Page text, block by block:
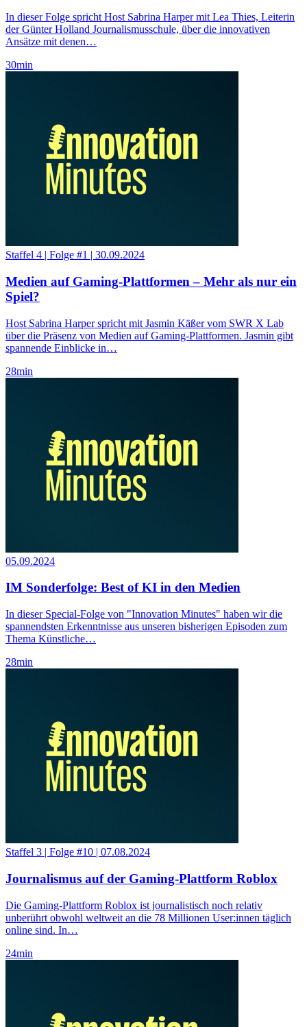
In dieser Folge spricht Host Sabrina Harper mit Lea Thies, Leiterin
der Günter Holland Journalismusschule, über die innovativen
Ansätze mit denen…
30min
Staffel 4 | Folge #1 | 30.09.2024
Medien auf Gaming-Plattformen – Mehr als nur ein
Spiel?
Host Sabrina Harper spricht mit Jasmin Käßer vom SWR X Lab
über die Präsenz von Medien auf Gaming-Plattformen. Jasmin gibt
spannende Einblicke in…
28min
05.09.2024
IM Sonderfolge: Best of KI in den Medien
In dieser Special-Folge von "Innovation Minutes" haben wir die
spannendsten Erkenntnisse aus unseren bisherigen Episoden zum
Thema Künstliche…
28min
Staffel 3 | Folge #10 | 07.08.2024
Journalismus auf der Gaming-Plattform Roblox
Die Gaming-Plattform Roblox ist journalistisch noch relativ
unberührt obwohl weltweit an die 78 Millionen User:innen täglich
online sind. In…
24min